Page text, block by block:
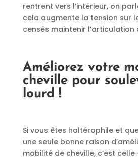
rentrent vers l’intérieur, on
cela augmente la tension sur
censés maintenir l’articulation
Améliorez votre
cheville pour
lourd !
Si vous êtes haltérophile et
une seule bonne raison
mobilité de cheville, c’est